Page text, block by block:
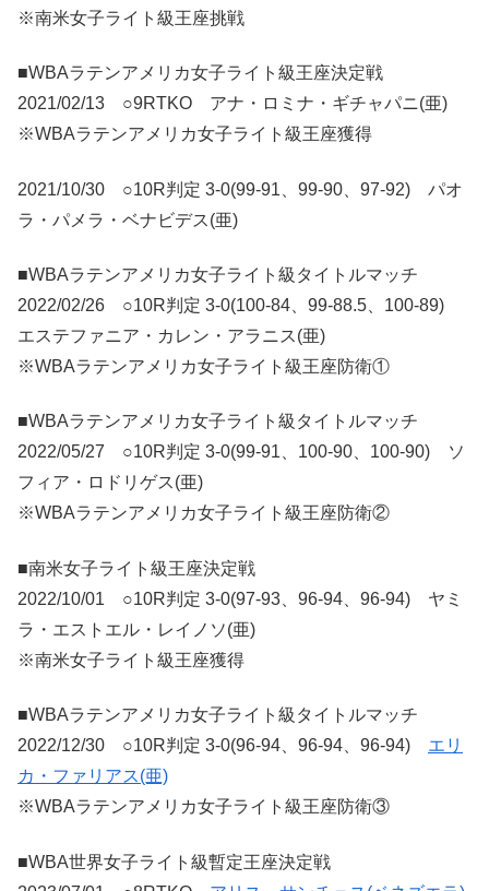
※南米女子ライト級王座挑戦
■WBAラテンアメリカ女子ライト級王座決定戦
2021/02/13 ○9RTKO アナ・ロミナ・ギチャパニ(亜)
※WBAラテンアメリカ女子ライト級王座獲得
2021/10/30 ○10R判定 3-0(99-91、99-90、97-92) パオ
ラ・パメラ・ベナビデス(亜)
■WBAラテンアメリカ女子ライト級タイトルマッチ
2022/02/26 ○10R判定 3-0(100-84、99-88.5、100-89)
エステファニア・カレン・アラニス(亜)
※WBAラテンアメリカ女子ライト級王座防衛①
■WBAラテンアメリカ女子ライト級タイトルマッチ
2022/05/27 ○10R判定 3-0(99-91、100-90、100-90) ソ
フィア・ロドリゲス(亜)
※WBAラテンアメリカ女子ライト級王座防衛②
■南米女子ライト級王座決定戦
2022/10/01 ○10R判定 3-0(97-93、96-94、96-94) ヤミ
ラ・エストエル・レイノソ(亜)
※南米女子ライト級王座獲得
■WBAラテンアメリカ女子ライト級タイトルマッチ
2022/12/30 ○10R判定 3-0(96-94、96-94、96-94) エリ
カ・ファリアス(亜)
※WBAラテンアメリカ女子ライト級王座防衛③
■WBA世界女子ライト級暫定王座決定戦